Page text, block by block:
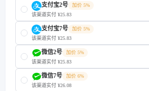
支付宝2号
加价 5%
该渠道实付 ¥25.83
支付宝7号
加价 5%
该渠道实付 ¥25.83
微信2号
加价 5%
该渠道实付 ¥25.83
微信7号
加价 6%
该渠道实付 ¥26.08